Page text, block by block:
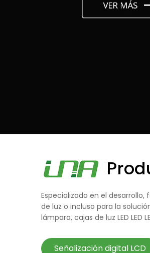
Especializado en el
de luz o incluso para la
lámpara, cajas de luz LED LED
Señalización digital LCD